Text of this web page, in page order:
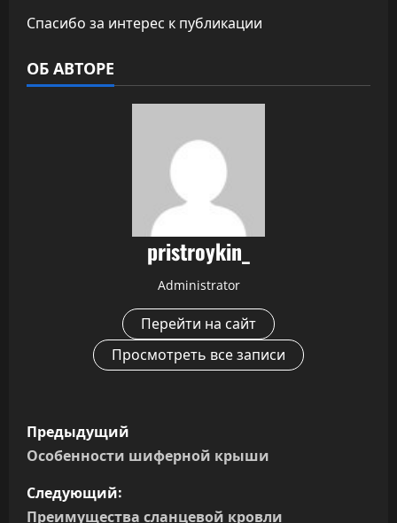
Спасибо за интерес к публикации
ОБ АВТОРЕ
pristroykin_
Administrator
Перейти на сайт
Просмотреть все записи
Н
а
в
Предыдущий
Особенности шиферной крыши
Следующий:
Преимущества сланцевой кровли